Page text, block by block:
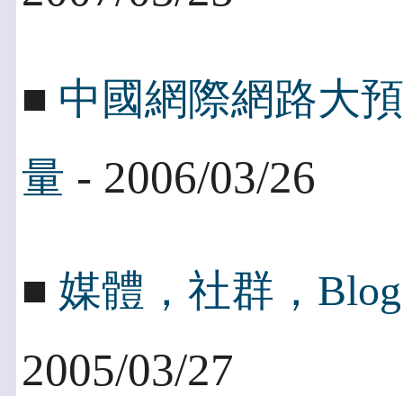
■ 中國網際網路大
量 - 2006/03/26
■ 媒體，社群，
2005/03/27